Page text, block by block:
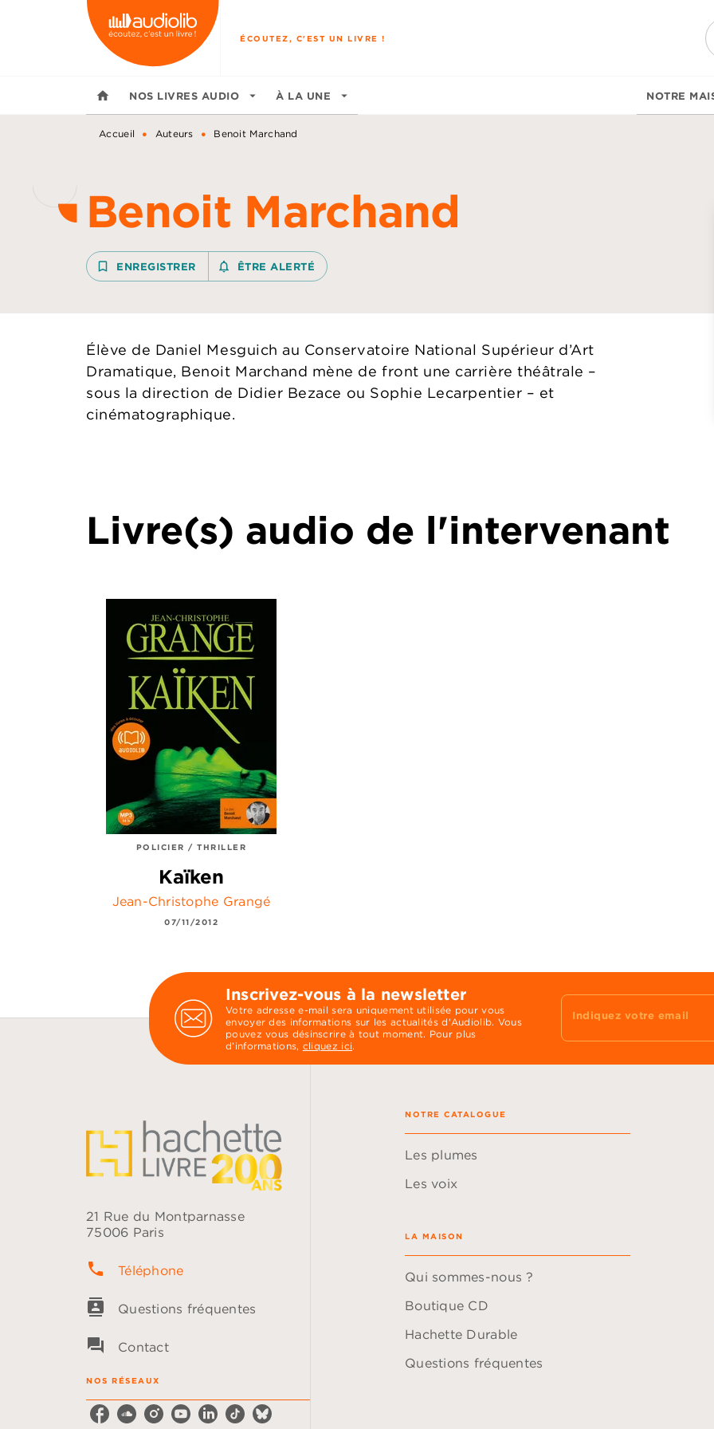
MENU RECHERCHE
ÉCOUTEZ, C'EST UN LIVRE !
home NOS LIVRES AUDIO arrow_drop_down À LA UNE arrow_drop_down NOTRE
Accueil • Auteurs • Benoit Marchand
Benoit Marchand
bookmark_border ENREGISTRER notifications_none_outlined
ÊTRE ALERTÉ
Élève de Daniel Mesguich au Conservatoire National Supérieur d’Art
Dramatique, Benoit Marchand mène de front une carrière théâtrale –
sous la direction de Didier Bezace ou Sophie Lecarpentier – et
cinématographique.
Livre(s) audio de l'intervenant
POLICIER / THRILLER
Kaïken
Jean-Christophe Grangé
07/11/2012
Inscrivez-vous à la newsletter
Votre adresse e-mail sera uniquement utilisée pour vous
envoyer des informations sur les actualités d'Audiolib. Vous
pouvez vous désinscrire à tout moment. Pour plus
d’informations, cliquez ici.
Indiquez votre email
21 Rue du Montparnasse
75006 Paris
phone Téléphone
contacts Questions fréquentes
question_answer Contact
NOS RÉSEAUX
NOTRE CATALOGUE
Les plumes
Les voix
LA MAISON
Qui sommes-nous ?
Boutique CD
Hachette Durable
Questions fréquentes